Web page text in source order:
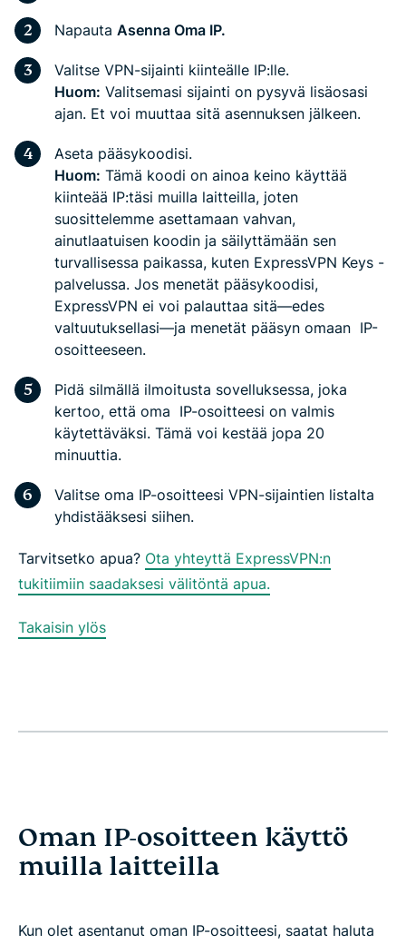
Napauta Asenna Oma IP.
Valitse VPN-sijainti kiinteälle IP:lle.
Huom: Valitsemasi sijainti on pysyvä lisäosasi
ajan. Et voi muuttaa sitä asennuksen jälkeen.
Aseta pääsykoodisi.
Huom: Tämä koodi on ainoa keino käyttää
kiinteää IP:täsi muilla laitteilla, joten
suosittelemme asettamaan vahvan,
ainutlaatuisen koodin ja säilyttämään sen
turvallisessa paikassa, kuten ExpressVPN Keys -
palvelussa. Jos menetät pääsykoodisi,
ExpressVPN ei voi palauttaa sitä—edes
valtuutuksellasi—ja menetät pääsyn omaan IP-
osoitteeseen.
Pidä silmällä ilmoitusta sovelluksessa, joka
kertoo, että oma IP-osoitteesi on valmis
käytettäväksi. Tämä voi kestää jopa 20
minuuttia.
Valitse oma IP-osoitteesi VPN-sijaintien listalta
yhdistääksesi siihen.
Tarvitsetko apua? Ota yhteyttä ExpressVPN:n
tukitiimiin saadaksesi välitöntä apua.
Takaisin ylös
Oman IP-osoitteen käyttö
muilla laitteilla
Kun olet asentanut oman IP-osoitteesi, saatat haluta